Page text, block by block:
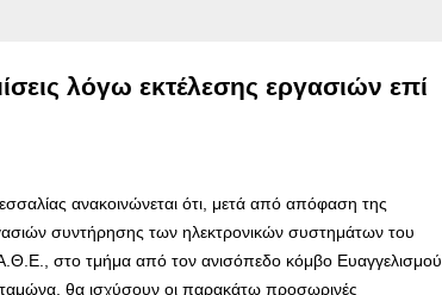
λόγω εκτέλεσης εργασιών επί
ανακοινώνεται ότι, μετά από απόφαση της
συντήρησης των ηλεκτρονικών συστημάτων του
στο τμήμα από τον ανισόπεδο κόμβο Ευαγγελισμού
θα ισχύσουν οι παρακάτω προσωρινές